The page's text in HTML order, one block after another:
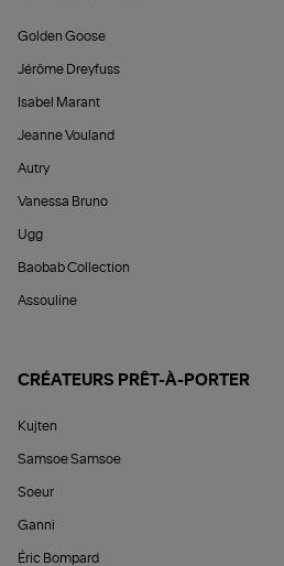
Golden Goose
Jérôme Dreyfuss
Isabel Marant
Jeanne Vouland
Autry
Vanessa Bruno
Ugg
Baobab Collection
Assouline
CRÉATEURS PRÊT-À-PORTER
Kujten
Samsoe Samsoe
Soeur
Ganni
Éric Bompard